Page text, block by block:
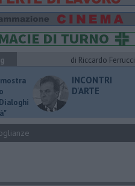
di Riccardo Ferrucci
INCONTRI
D'ARTE